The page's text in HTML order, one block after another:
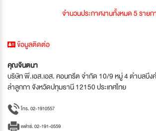
จำนวนประกาศงานทั้งหมด 5 รายก
ข้อมูลติดต่อ
คุณจินตนา
บริษัท พี.เอส.เอส. คอนกรีต จำกัด 10/9 หมู่ 4 ตำบลบึง
ลำลูกกา จังหวัดปทุมธานี 12150 ประเทศไทย
โทร. 02-1910557
แฟกซ์. 02-191-0559